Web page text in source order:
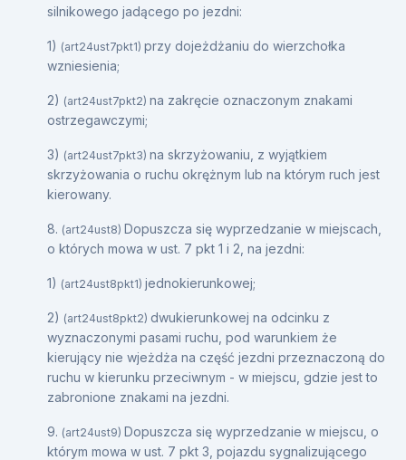
silnikowego jadącego po jezdni:
1) (art24ust7pkt1) przy dojeżdżaniu do wierzchołka
wzniesienia;
2) (art24ust7pkt2) na zakręcie oznaczonym znakami
ostrzegawczymi;
3) (art24ust7pkt3) na skrzyżowaniu, z wyjątkiem
skrzyżowania o ruchu okrężnym lub na którym ruch jest
kierowany.
8. (art24ust8) Dopuszcza się wyprzedzanie w miejscach,
o których mowa w ust. 7 pkt 1 i 2, na jezdni:
1) (art24ust8pkt1) jednokierunkowej;
2) (art24ust8pkt2) dwukierunkowej na odcinku z
wyznaczonymi pasami ruchu, pod warunkiem że
kierujący nie wjeżdża na część jezdni przeznaczoną do
ruchu w kierunku przeciwnym - w miejscu, gdzie jest to
zabronione znakami na jezdni.
9. (art24ust9) Dopuszcza się wyprzedzanie w miejscu, o
którym mowa w ust. 7 pkt 3, pojazdu sygnalizującego